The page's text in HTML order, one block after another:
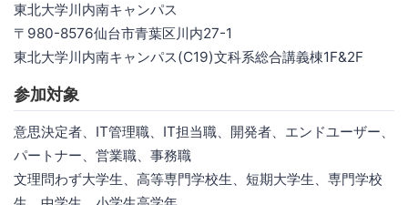
東北大学川内南キャンパス
〒980-8576仙台市青葉区川内27-1
東北大学川内南キャンパス(C19)文科系総合講義棟1F&2F
参加対象
意思決定者、IT管理職、IT担当職、開発者、エンドユーザー、
パートナー、営業職、事務職
文理問わず大学生、高等専門学校生、短期大学生、専門学校